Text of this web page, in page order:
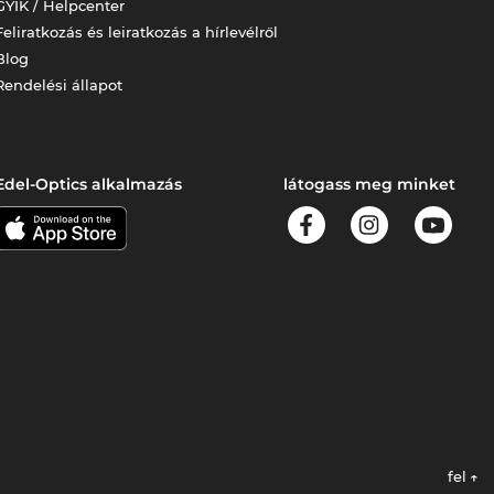
/ Helpcenter
és leiratkozás a hírlevélről
állapot
Optics alkalmazás látogass meg minket
fel